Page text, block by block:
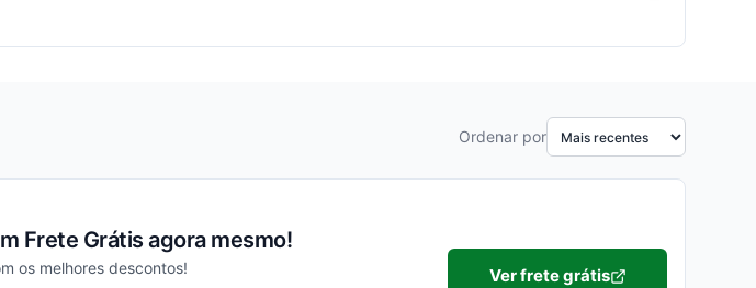
Ordenar por
Frete Grátis agora mesmo!
os melhores descontos! Ver frete grátis